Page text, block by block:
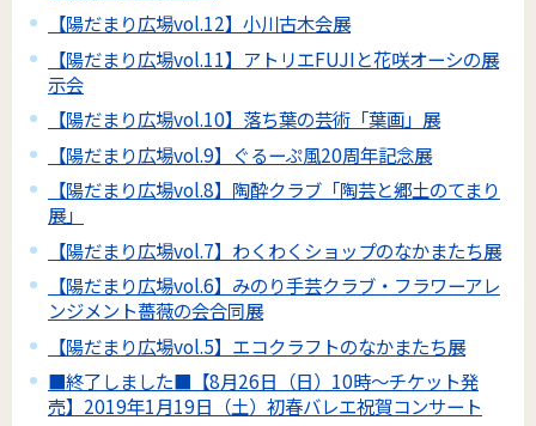
【陽だまり広場vol.12】小川古木会展
【陽だまり広場vol.11】アトリエFUJIと花咲オーシの展
示会
【陽だまり広場vol.10】落ち葉の芸術「葉画」展
【陽だまり広場vol.9】ぐるーぷ風20周年記念展
【陽だまり広場vol.8】陶酔クラブ「陶芸と郷土のてまり
展」
【陽だまり広場vol.7】わくわくショップのなかまたち展
【陽だまり広場vol.6】みのり手芸クラブ・フラワーアレ
ンジメント薔薇の会合同展
【陽だまり広場vol.5】エコクラフトのなかまたち展
■終了しました■【8月26日（日）10時～チケット発
売】2019年1月19日（土）初春バレエ祝賀コンサート